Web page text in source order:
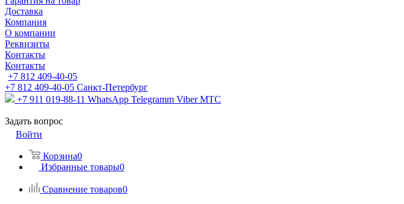
Доставка
Компания
О компании
Реквизиты
Контакты
Контакты
+7 812 409-40-05
+7 812 409-40-05 Санĸт-Петербург
+7 911 019-88-11 WhatsApp Telegramm Viber МТС
Задать вопрос
Войти
Корзина0
Избранные товары0
Сравнение товаров0